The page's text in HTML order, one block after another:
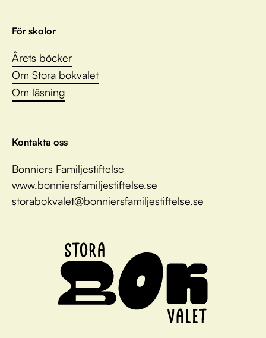
För skolor
Årets böcker
Om Stora bokvalet
Om läsning
Kontakta oss
Bonniers Familjestiftelse
www.bonniersfamiljestiftelse.se
storabokvalet@bonniersfamiljestiftelse.se